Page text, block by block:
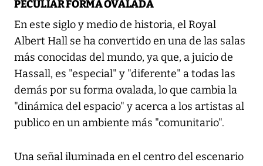
PECULIAR FORMA OVALADA
En este siglo y medio de historia, el Royal
Albert Hall se ha convertido en una de las salas
más conocidas del mundo, ya que, a juicio de
Hassall, es "especial" y "diferente" a todas las
demás por su forma ovalada, lo que cambia la
"dinámica del espacio" y acerca a los artistas al
publico en un ambiente más "comunitario".
Una señal iluminada en el centro del escenario